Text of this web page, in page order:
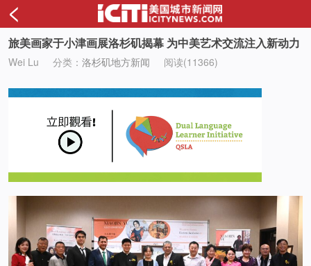
<
旅美画家于小津画展洛杉矶揭幕 为中美艺术交流注入新动力
Wei Lu 分类： 洛杉矶地方新闻 阅读(11366)